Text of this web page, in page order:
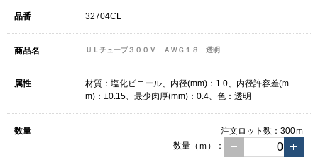
32704CL
ＵＬチューブ３００Ｖ ＡＷＧ１８ 透明
材質：塩化ビニール、内径(mm)：1.0、内径許容差(m
m)：±0.15、最少肉厚(mm)：0.4、色：透明
注文ロット数： 300ｍ
数量（ｍ）：